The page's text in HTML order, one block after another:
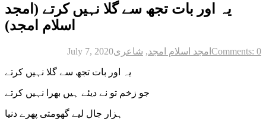
یہ اور بات تجھ سے گلا نہیں کرتے (امجد
اسلام امجد)
July 7, 2020 امجد اسلام امجد, شاعری Comments: 0
یہ اور بات تجھ سے گلا نہیں کرتے
جو زخم تو نے دیئے ہیں بھرا نہیں کرتے
ہزار جال لیے گھومتی پھرے دنیا